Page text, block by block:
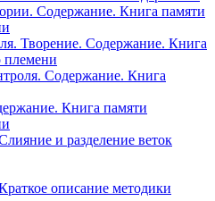
Содержание. Книга памяти
Творение. Содержание. Книга
племени
Содержание. Книга
Книга памяти
и разделение веток
описание методики